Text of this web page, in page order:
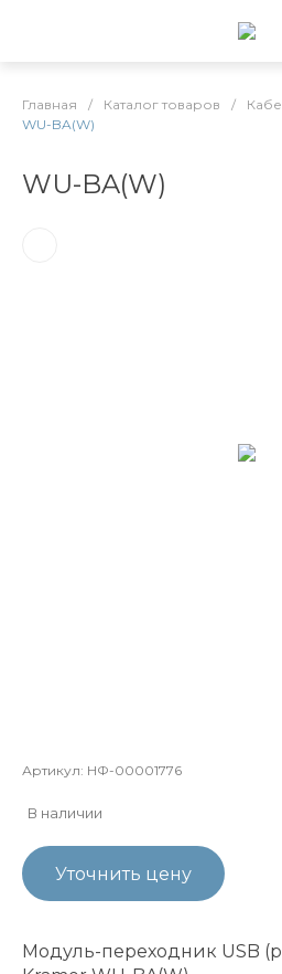
Главная / Каталог товаров /
WU-BA(W)
WU-BA(W)
Артикул: НФ-00001776
В наличии
Уточнить цену
Модуль-переходник USB